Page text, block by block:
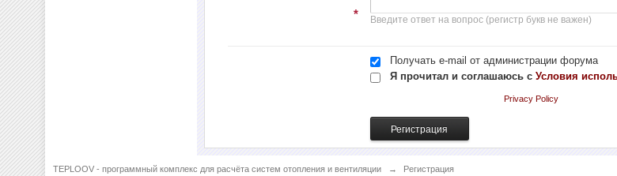
*
Введите ответ на вопрос (регистр букв не важен)
Получать e-mail от администрации форума
Я прочитал и соглашаюсь с Условия
Privacy Policy
TEPLOOV - программный комплекс для расчёта систем отопления и вентиляции → Регистрация